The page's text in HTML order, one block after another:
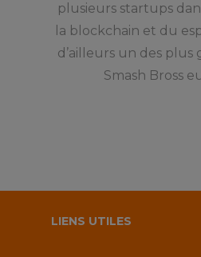
plusieurs startups
la blockchain et du
d’ailleurs un des plus
Smash Bross
LIENS UTILES